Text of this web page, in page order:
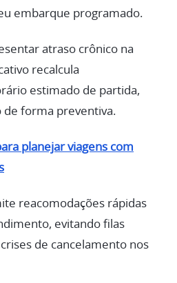
embarque programado.
atraso crônico na
recalcula
estimado de partida,
de forma preventiva.
planejar viagens com
reacomodações rápidas
evitando filas
de cancelamento nos